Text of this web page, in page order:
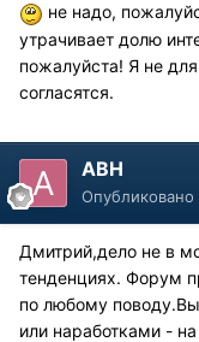
не надо,
утрачивает долю
пожалуйста! Я не
согласятся.
АВН
Опубликовано
Дмитрий,дело не в
тенденциях. Форум
по любому
или наработками -